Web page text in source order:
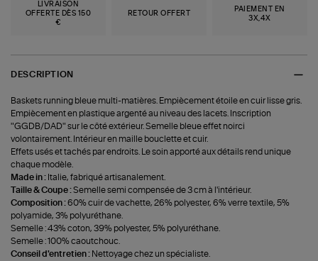
LIVRAISON
OFFERTE DÈS 150
€
RETOUR OFFERT
PAIEMENT EN
3X,4X
DESCRIPTION
Baskets running bleue multi-matières. Empiècement étoile en cuir lisse gris.
Empiècement en plastique argenté au niveau des lacets. Inscription
"GGDB/DAD" sur le côté extérieur. Semelle bleue effet noirci
volontairement. Intérieur en maille bouclette et cuir.
Effets usés et tachés par endroits. Le soin apporté aux détails rend unique
chaque modèle.
Made in : Italie, fabriqué artisanalement.
Taille & Coupe :Semelle semi compensée de 3 cm à l'intérieur.
Composition :60% cuir de vachette, 26% polyester, 6% verre textile, 5%
polyamide, 3% polyuréthane.
Semelle : 43% coton, 39% polyester, 5% polyuréthane.
Semelle : 100% caoutchouc.
Conseil d'entretien : Nettoyage chez un spécialiste.